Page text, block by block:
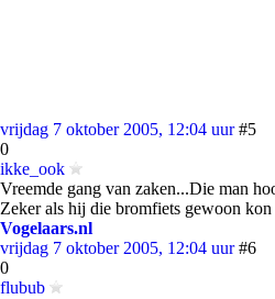
vrijdag 7 oktober 2005, 12:04 uur #5
0
ikke_ook
Vreemde gang van zaken...Die man
Zeker als hij die bromfiets gewoon kon
Vogelaars.nl
vrijdag 7 oktober 2005, 12:04 uur #6
0
flubub